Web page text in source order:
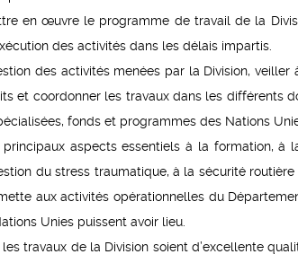
en œuvre le programme de travail de la
des activités dans les délais impartis.
des activités menées par la Division,
et coordonner les travaux dans les différents
fonds et programmes des Nations
principaux aspects essentiels à la formation,
du stress traumatique, à la sécurité
aux activités opérationnelles du
Unies puissent avoir lieu.
travaux de la Division soient d’excellente